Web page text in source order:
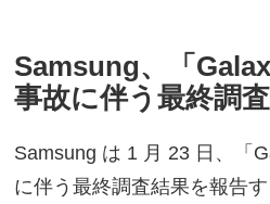
Samsung、「
事故に伴う最終調
Samsung は 1 月 23 日、「
に伴う最終調査結果を報告